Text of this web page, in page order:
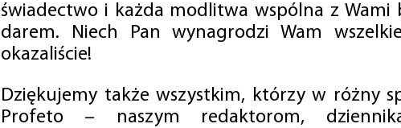
świadectwo i każda modlitwa wspólna z Wami
darem. Niech Pan wynagrodzi Wam
okazaliście!
Dziękujemy także wszystkim, którzy w różny
Profeto – naszym redaktorom,